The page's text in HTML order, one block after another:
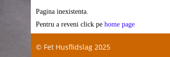
Pagina inexistenta.
Pentru a reveni click pe home page
© Fet Husflidslag 2025